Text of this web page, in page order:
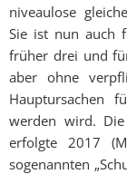
niveaulose
Sie ist nun auch
früher drei und
aber ohne
Hauptursachen
werden wird. Die
erfolgte 2017
sogenannten